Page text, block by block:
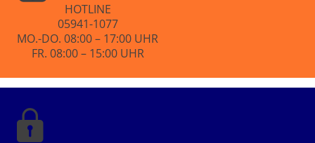
HOTLINE
05941-1077
MO.-DO. 08:00 – 17:00 UHR
FR. 08:00 – 15:00 UHR